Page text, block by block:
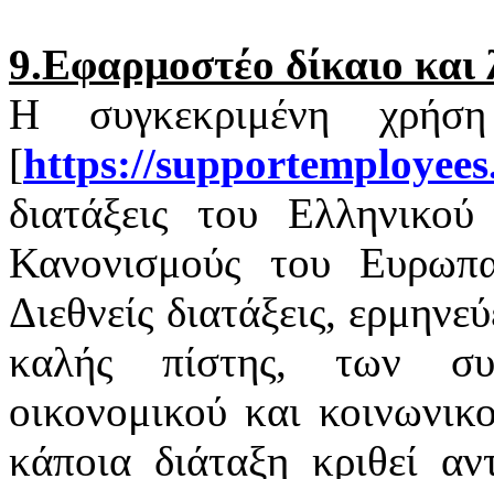
9.Εφαρμοστέο δίκαιο και
Η συγκεκριμένη
[https://supportemployees
διατάξεις του
Κανονισμούς του
Διεθνείς διατάξεις,
καλής πίστης, των
οικονομικού και
κάποια διάταξη κριθεί